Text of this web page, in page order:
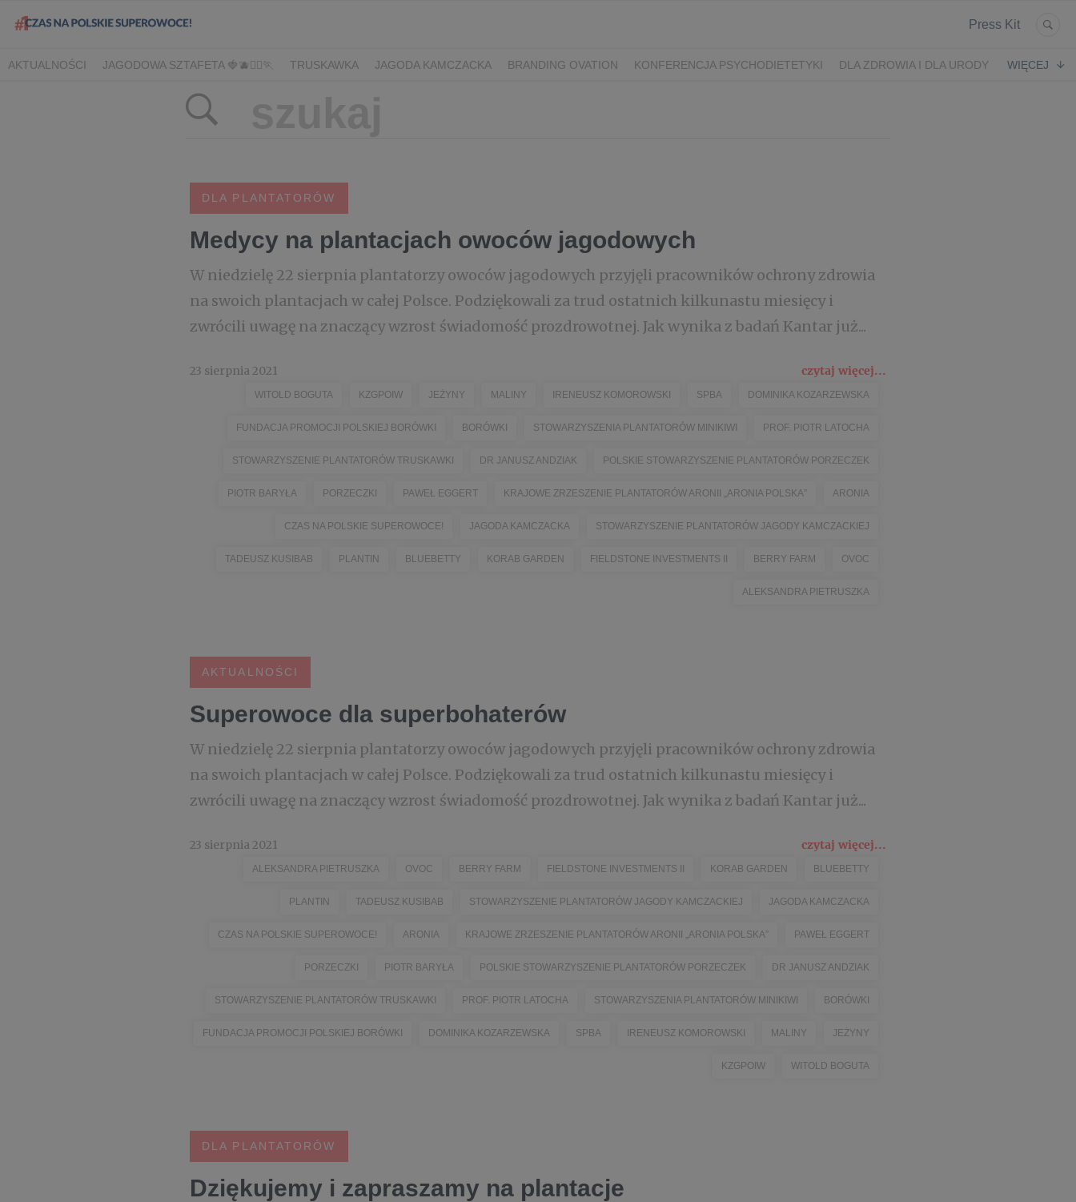
Press Kit
AKTUALNOŚCI JAGODOWA SZTAFETA 🍓🫐🏃‍♀️🏃 TRUSKAWKA JAGODA KAMCZACKA BRANDING OVATION KONFERENCJA PSYCHODIETETYKI
DLA ZDROWIA I DLA URODY
CORE TEAM
WIĘCEJ
DLA PLANTATORÓW
Medycy na plantacjach owoców jagodowych
W niedzielę 22 sierpnia plantatorzy owoców jagodowych przyjęli pracowników ochrony zdrowia
na swoich plantacjach w całej Polsce. Podziękowali za trud ostatnich kilkunastu miesięcy i
zwrócili uwagę na znaczący wzrost świadomość prozdrowotnej. Jak wynika z badań Kantar już...
23 sierpnia 2021 czytaj więcej...
WITOLD BOGUTA KZGPOIW JEŻYNY MALINY IRENEUSZ KOMOROWSKI SPBA DOMINIKA KOZARZEWSKA
FUNDACJA PROMOCJI POLSKIEJ BORÓWKI BORÓWKI STOWARZYSZENIA PLANTATORÓW MINIKIWI PROF. PIOTR LATOCHA
STOWARZYSZENIE PLANTATORÓW TRUSKAWKI DR JANUSZ ANDZIAK POLSKIE STOWARZYSZENIE PLANTATORÓW PORZECZEK
PIOTR BARYŁA PORZECZKI PAWEŁ EGGERT KRAJOWE ZRZESZENIE PLANTATORÓW ARONII „ARONIA POLSKA” ARONIA
CZAS NA POLSKIE SUPEROWOCE! JAGODA KAMCZACKA STOWARZYSZENIE PLANTATORÓW JAGODY KAMCZACKIEJ
TADEUSZ KUSIBAB PLANTIN BLUEBETTY KORAB GARDEN FIELDSTONE INVESTMENTS II BERRY FARM OVOC
ALEKSANDRA PIETRUSZKA
AKTUALNOŚCI
Superowoce dla superbohaterów
W niedzielę 22 sierpnia plantatorzy owoców jagodowych przyjęli pracowników ochrony zdrowia
na swoich plantacjach w całej Polsce. Podziękowali za trud ostatnich kilkunastu miesięcy i
zwrócili uwagę na znaczący wzrost świadomość prozdrowotnej. Jak wynika z badań Kantar już...
23 sierpnia 2021 czytaj więcej...
ALEKSANDRA PIETRUSZKA OVOC BERRY FARM FIELDSTONE INVESTMENTS II KORAB GARDEN BLUEBETTY
PLANTIN TADEUSZ KUSIBAB STOWARZYSZENIE PLANTATORÓW JAGODY KAMCZACKIEJ JAGODA KAMCZACKA
CZAS NA POLSKIE SUPEROWOCE! ARONIA KRAJOWE ZRZESZENIE PLANTATORÓW ARONII „ARONIA POLSKA” PAWEŁ EGGERT
PORZECZKI PIOTR BARYŁA POLSKIE STOWARZYSZENIE PLANTATORÓW PORZECZEK DR JANUSZ ANDZIAK
STOWARZYSZENIE PLANTATORÓW TRUSKAWKI PROF. PIOTR LATOCHA STOWARZYSZENIA PLANTATORÓW MINIKIWI BORÓWKI
FUNDACJA PROMOCJI POLSKIEJ BORÓWKI DOMINIKA KOZARZEWSKA SPBA IRENEUSZ KOMOROWSKI MALINY JEŻYNY
KZGPOIW WITOLD BOGUTA
DLA PLANTATORÓW
Dziękujemy i zapraszamy na plantacje